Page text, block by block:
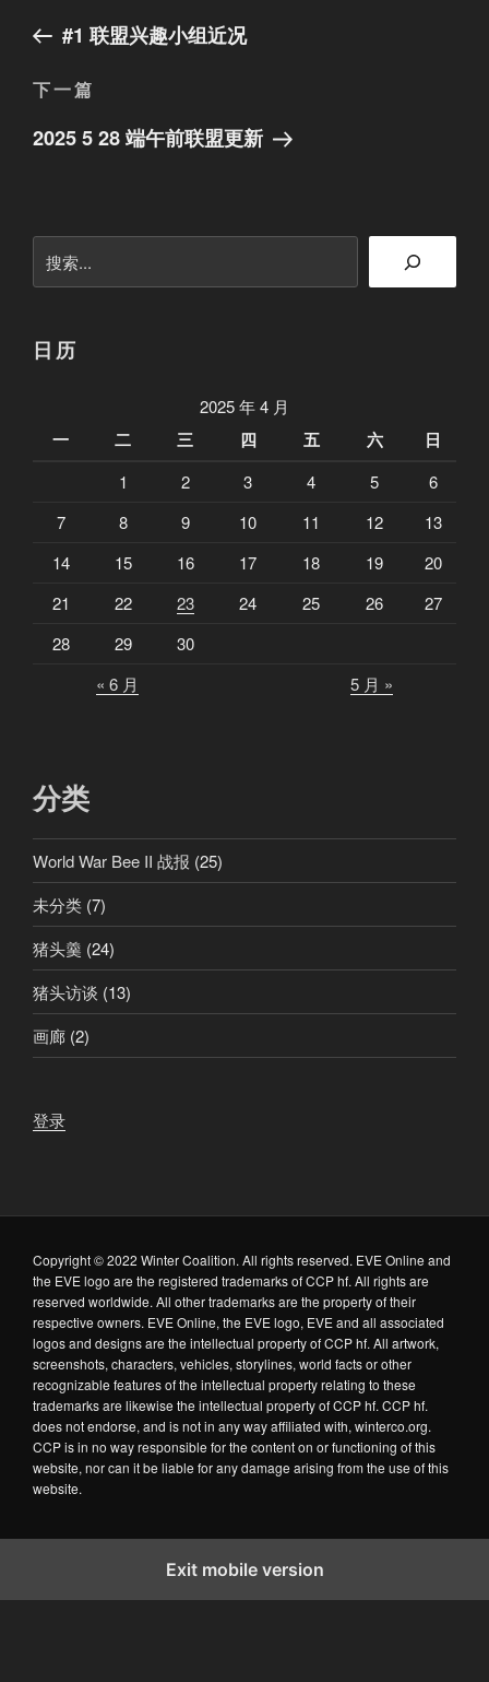
导
航
篇
章
#1 联盟兴趣小组近况
下
篇
下一篇
2025 5 28 端午前联盟更新
索
日历
2025 年 4 月
一 二 三 四 五 六 日
1 2 3 4 5
6
7
8 9 10 11 12
13
14
15 16 17 18 19
20
21
22 23 24 25 26
27
28
29
30
« 6 月
5 月 »
分类
World War Bee II 战报 (25)
未分类 (7)
猪头羹 (24)
猪头访谈 (13)
画廊 (2)
登录
Copyright © 2022 Winter Coalition. All rights reserved. EVE Online and
the EVE logo are the registered trademarks of CCP hf. All rights are
reserved worldwide. All other trademarks are the property of their
respective owners. EVE Online, the EVE logo, EVE and all associated
logos and designs are the intellectual property of CCP hf. All artwork,
screenshots, characters, vehicles, storylines, world facts or other
recognizable features of the intellectual property relating to these
trademarks are likewise the intellectual property of CCP hf. CCP hf.
does not endorse, and is not in any way affiliated with, winterco.org.
CCP is in no way responsible for the content on or functioning of this
website, nor can it be liable for any damage arising from the use of this
website.
Exit mobile version